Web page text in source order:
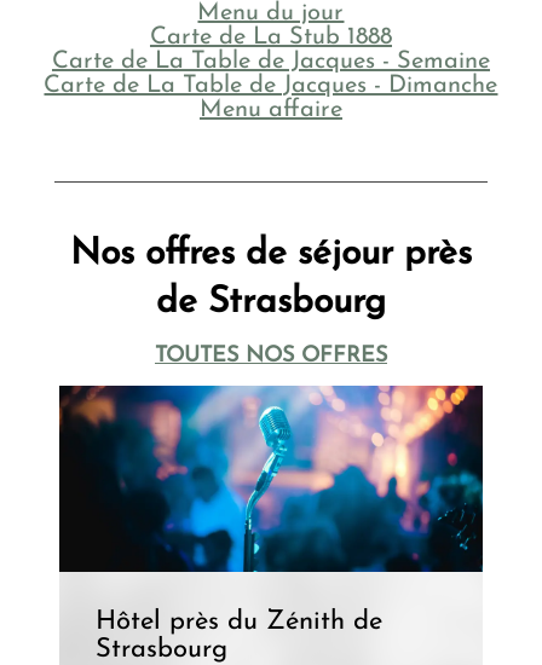
Menu du jour
Carte de La Stub 1888
Carte de La Table de Jacques - Semaine
Carte de La Table de Jacques - Dimanche
Menu affaire
Nos offres de séjour près
de Strasbourg
TOUTES NOS OFFRES
Hôtel près du Zénith de
Strasbourg